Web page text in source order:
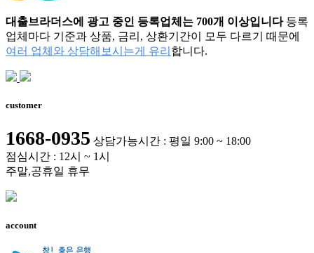
대출브라더스에 광고 중인 등록업체는 700개 이상입니다등록
업체마다 기준과 상품, 금리, 상환기간이 모두 다르기 때문에
여러 업체와 상담해보시는게 유리 합니다.
customer
1668-0935 상담가능시간 : 평일 9:00 ~ 18:00
점심시간 : 12시 ~ 1시
주말,공휴일 휴무
account